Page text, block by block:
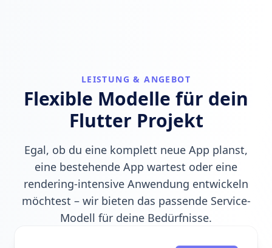
LEISTUNG & ANGEBOT
Flexible Modelle für dein
Flutter Projekt
Egal, ob du eine komplett neue App planst,
eine bestehende App wartest oder eine
rendering-intensive Anwendung entwickeln
möchtest – wir bieten das passende Service-
Modell für deine Bedürfnisse.